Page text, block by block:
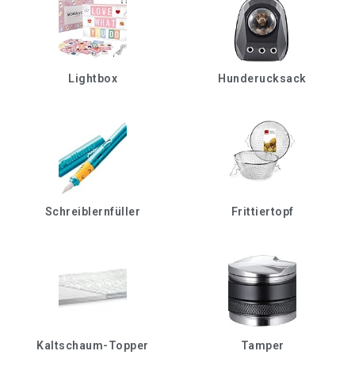
Lightbox Hunderucksack
Schreiblernfüller Frittiertopf
Kaltschaum-Topper Tamper